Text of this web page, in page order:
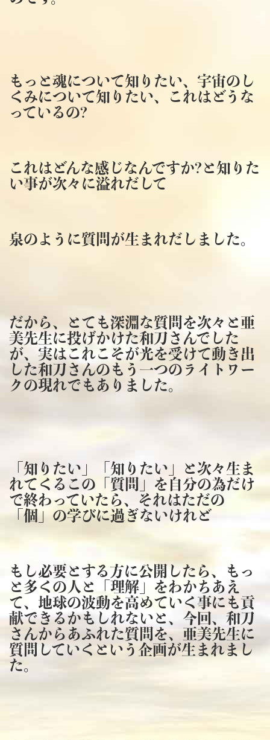
もっと魂について知りたい、宇宙のし
くみについて知りたい、これはどうな
っているの?
これはどんな感じなんですか?と知りた
い事が次々に溢れだして
泉のように質問が生まれだしました。
だから、とても深淵な質問を次々と亜
美先生に投げかけた和刀さんでした
が、実はこれこそが光を受けて動き出
した和刀さんのもう一つのライトワー
クの現れでもありました。
「知りたい」「知りたい」と次々生ま
れてくるこの「質問」を自分の為だけ
で終わっていたら、それはただの
「個」の学びに過ぎないけれど
もし必要とする方に公開したら、もっ
と多くの人と「理解」をわかちあえ
て、地球の波動を高めていく事にも貢
献できるかもしれないと、今回、和刀
さんからあふれた質問を、亜美先生に
質問していくという企画が生まれまし
た。